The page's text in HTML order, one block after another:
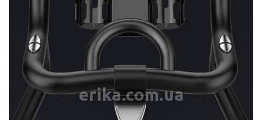
erika.com.ua